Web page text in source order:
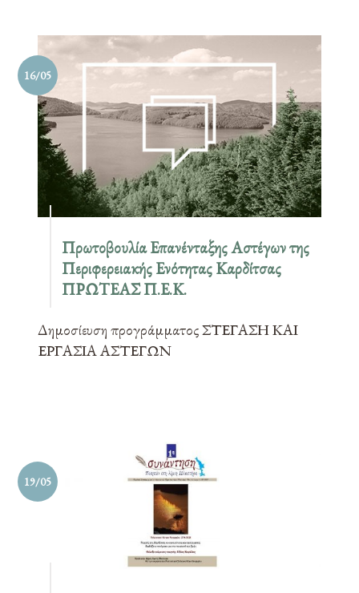
16/05
Πρωτοβουλία Επανένταξης Αστέγων της
Περιφερειακής Ενότητας Καρδίτσας
ΠΡΩΤΕΑΣ Π.Ε.Κ.
Δημοσίευση προγράμματος ΣΤΕΓΑΣΗ ΚΑΙ
ΕΡΓΑΣΙΑ ΑΣΤΕΓΩΝ
19/05